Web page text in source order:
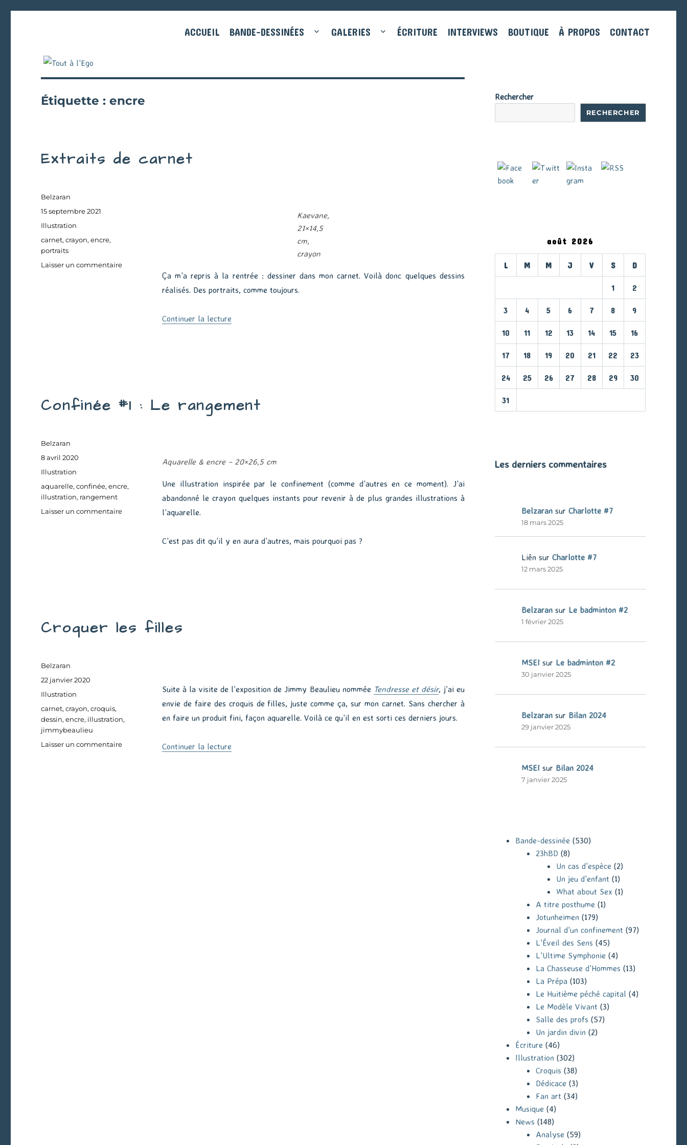
ACCUEIL BANDE-DESSINÉES GALERIES ÉCRITURE INTERVIEWS BOUTIQUE À PROPOS CONTACT
Étiquette :encre
Extraits de carnet
Kaevane,
21×14,5
cm,
crayon
Ça m’a repris à la rentrée : dessiner dans mon carnet. Voilà donc quelques dessins
réalisés. Des portraits, comme toujours.
Continuer la lecturede « Extraits de carnet »
Auteur
Belzaran
Publié
le
15 septembre 2021
Catégories
Illustration
Étiquettes
carnet,crayon,encre,
portraits
Laisser un commentairesur
Confinée #1 : Le rangement
Aquarelle & encre – 20×26,5 cm
Une illustration inspirée par le confinement (comme d’autres en ce moment). J’ai
abandonné le crayon quelques instants pour revenir à de plus grandes illustrations à
l’aquarelle.
C’est pas dit qu’il y en aura d’autres, mais pourquoi pas ?
Auteur
Belzaran
Publié
le
8 avril 2020
Catégories
Illustration
Étiquettes
aquarelle,confinée,encre,
illustration, rangement
Laisser un commentairesur
Croquer les filles
Suite à la visite de l’exposition de Jimmy Beaulieu nommée Tendresse et désir, j’ai eu
envie de faire des croquis de filles, juste comme ça, sur mon carnet. Sans chercher à
en faire un produit fini, façon aquarelle. Voilà ce qu’il en est sorti ces derniers jours.
Continuer la lecturede « Croquer les filles »
Auteur
Belzaran
Publié
le
22 janvier 2020
Catégories
Illustration
Étiquettes
carnet,crayon,croquis,
dessin,encre, illustration,
jimmybeaulieu
Laisser un commentairesur
Rechercher
RECHERCHER
août 2026
L M M J V S D
1 2
3 4 5 6 7 8 9
10 11 12 13 14 15 16
17 18 19 20 21 22 23
24 25 26 27 28 29 30
31
Les derniers commentaires
Belzaransur Charlotte #7
18 mars 2025
Liên sur Charlotte #7
12 mars 2025
Belzaransur Le badminton #2
1 février 2025
MSEIsur Le badminton #2
30 janvier 2025
Belzaransur Bilan 2024
29 janvier 2025
MSEIsur Bilan 2024
7 janvier 2025
Bande-dessinée (530)
23hBD (8)
Un cas d'espèce (2)
Un jeu d'enfant (1)
What about Sex (1)
A titre posthume (1)
Jotunheimen (179)
Journal d'un confinement (97)
L'Éveil des Sens (45)
L'Ultime Symphonie (4)
La Chasseuse d'Hommes (13)
La Prépa(103)
Le Huitième péché capital (4)
Le Modèle Vivant (3)
Salle des profs (57)
Un jardin divin (2)
Écriture (46)
Illustration (302)
Croquis (38)
Dédicace (3)
Fan art (34)
Musique (4)
News (148)
Analyse (59)